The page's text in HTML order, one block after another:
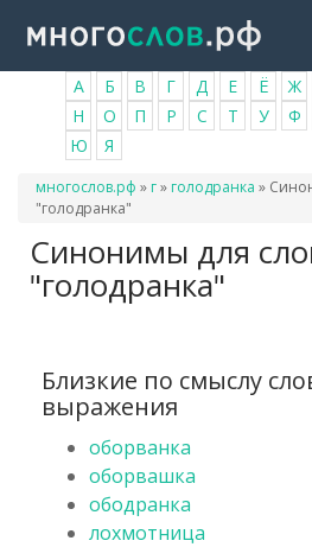
основному
содержанию
А Б В Г Д Е Ё Ж
Н
О П Р С Т У Ф
Ю
Я
Вы
здесь
многослов.рф » г» голодранка »
"голодранка"
Синонимы для
"голодранка"
Близкие по смыслу
выражения
оборванка
оборвашка
ободранка
лохмотница